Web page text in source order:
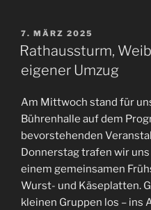
VERÖFFENTLICHT
AM
7. MÄRZ 2025
Rathaussturm,
eigener Umzug
Am Mittwoch stand für
Bührenhalle auf dem
bevorstehenden
Donnerstag trafen wir
einem gemeinsamen
Wurst- und Käseplatten.
kleinen Gruppen los – ins